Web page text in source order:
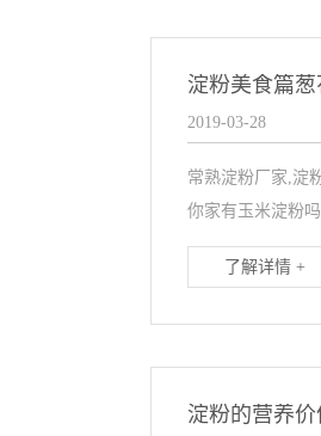
淀粉美食篇
2019-03-28
常熟淀粉厂家,淀
你家有玉米淀粉
了解详情 +
淀粉的营养